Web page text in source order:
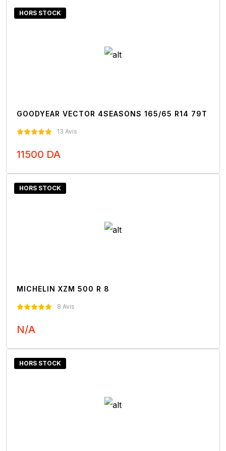
HORS STOCK
GOODYEAR VECTOR 4SEASONS 165/65 R14 79T
13 Avis
11500 DA
HORS STOCK
MICHELIN XZM 500 R 8
8 Avis
N/A
HORS STOCK